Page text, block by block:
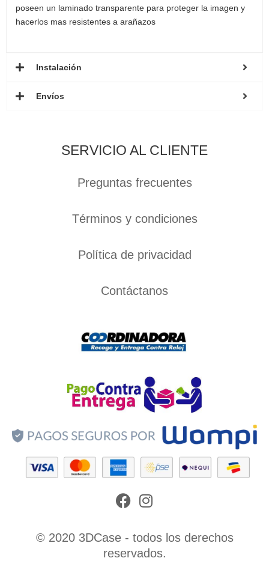
poseen un laminado transparente para proteger la imagen y
hacerlos mas resistentes a arañazos
Instalación
Envíos
SERVICIO AL CLIENTE
Preguntas frecuentes
Términos y condiciones
Política de privacidad
Contáctanos
Facebook
Instagram
© 2020 3DCase - todos los derechos
reservados.